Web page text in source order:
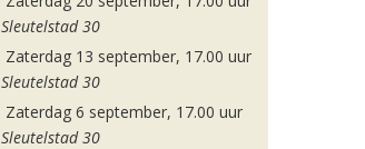
Sleutelstad 30
Zaterdag 13 september, 17.00 uur
Sleutelstad 30
Zaterdag 6 september, 17.00 uur
Sleutelstad 30